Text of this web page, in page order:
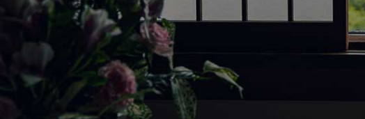
時,その他特典～優
￥
17,710 （税込）～
【Prime Style】ワンランク上のディナー”スペチャー
レ”と特別なステイ｜OUT11時,その他特典
（税込）～